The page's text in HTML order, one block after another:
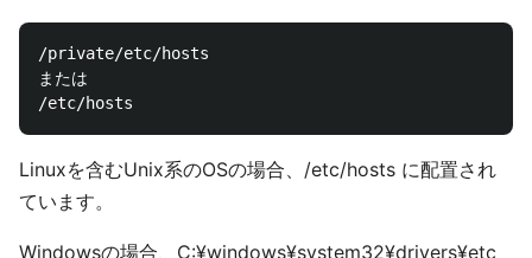
/private/etc/hosts
または
Linuxを含むUnix系のOSの場合、/etc/hosts に配置され
ています。
Windowsの場合、C:¥windows¥system32¥drivers¥etc